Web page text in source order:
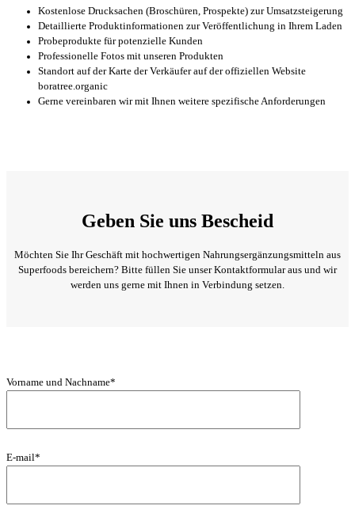
Kostenlose Drucksachen (Broschüren, Prospekte) zur Umsatzsteigerung
Detaillierte Produktinformationen zur Veröffentlichung in Ihrem Laden
Probeprodukte für potenzielle Kunden
Professionelle Fotos mit unseren Produkten
Standort auf der Karte der Verkäufer auf der offiziellen Website
boratree.organic
Gerne vereinbaren wir mit Ihnen weitere spezifische Anforderungen
Geben Sie uns Bescheid
Möchten Sie Ihr Geschäft mit hochwertigen Nahrungsergänzungsmitteln aus
Superfoods bereichern? Bitte füllen Sie unser Kontaktformular aus und wir
werden uns gerne mit Ihnen in Verbindung setzen.
Vorname und Nachname*
E-mail*